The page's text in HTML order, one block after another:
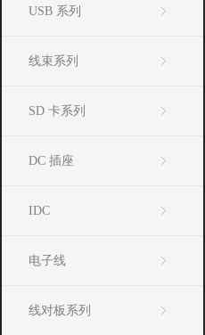
USB 系列
线束系列
SD 卡系列
DC 插座
IDC
电子线
线对板系列